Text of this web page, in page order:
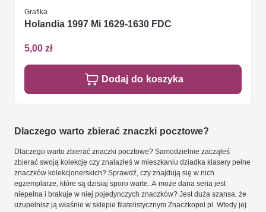
Grafika
Holandia 1997 Mi 1629-1630 FDC
5,00 zł
Dodaj do koszyka
Dlaczego warto zbierać znaczki pocztowe?
Dlaczego warto zbierać znaczki pocztowe? Samodzielnie zacząłeś
zbierać swoją kolekcję czy znalazłeś w mieszkaniu dziadka klasery pełne
znaczków kolekcjonerskich? Sprawdź, czy znajdują się w nich
egzemplarze, które są dzisiaj sporo warte. A może dana seria jest
niepełna i brakuje w niej pojedynczych znaczków? Jest duża szansa, że
uzupełnisz ją właśnie w sklepie filatelistycznym Znaczkopol.pl. Wtedy jej